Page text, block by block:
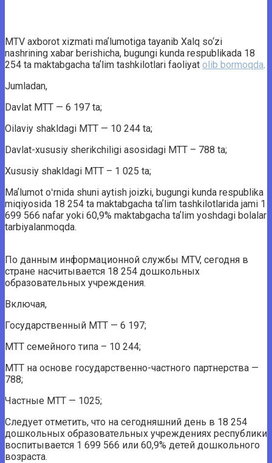
MTV axborot xizmati maʼlumotiga tayanib Xalq so‘zi
nashrining xabar berishicha, bugungi kunda respublikada 18
254 ta maktabgacha taʼlim tashkilotlari faoliyat olib bormoqda.
Jumladan,
Davlat MTT — 6 197 ta;
Oilaviy shakldagi MTT — 10 244 ta;
Davlat-xususiy sherikchiligi asosidagi MTT – 788 ta;
Xususiy shakldagi MTT – 1 025 ta;
Maʼlumot oʻrnida shuni aytish joizki, bugungi kunda respublika
miqiyosida 18 254 ta maktabgacha taʼlim tashkilotlarida jami 1
699 566 nafar yoki 60,9% maktabgacha taʼlim yoshdagi bolalar
tarbiyalanmoqda.
По данным информационной службы MTV, сегодня в
стране насчитывается 18 254 дошкольных
образовательных учреждения.
Включая,
Государственный МТТ — 6 197;
МТТ семейного типа – 10 244;
МТТ на основе государственно-частного партнерства —
788;
Частные МТТ — 1025;
Следует отметить, что на сегодняшний день в 18 254
дошкольных образовательных учреждениях республики
воспитывается 1 699 566 или 60,9% детей дошкольного
возраста.